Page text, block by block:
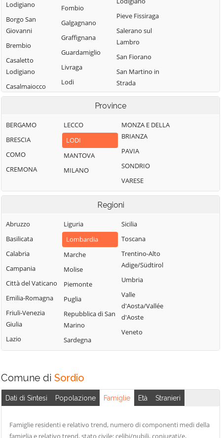
Lodigiano
Borgo San
Giovanni
Brembio
Casaletto
Lodigiano
Casalmaiocco
Bocca d'Adda
d'Adda
Vidardo
Cavenago d'Adda
Cervignano
d'Adda
Codogno
Comazzo
Cornegliano
Laudense
Fombio
Galgagnano
Graffignana
Guardamiglio
Livraga
Lodi
Lodi Vecchio
Maccastorna
Mairago
Maleo
Marudo
Massalengo
Lombardo
Mulazzano
Pieve Fissiraga
Salerano sul
Lambro
San Fiorano
San Martino in
Strada
San Rocco al
Porto
Sant'Angelo
Lodigiano
Santo Stefano
Senna Lodigiana
Somaglia
Sordio
Tavazzano con
Villavesco
Terranova dei
Lodigiano
Valera Fratta
Villanova del
Province
BERGAMO
BRESCIA
COMO
CREMONA
LECCO
LODI
MANTOVA
MILANO
MONZA E DELLA
BRIANZA
PAVIA
SONDRIO
VARESE
Regioni
Abruzzo
Basilicata
Calabria
Campania
Città del Vaticano
Emilia-Romagna
Friuli-Venezia
Giulia
Lazio
Liguria
Lombardia
Marche
Molise
Piemonte
Puglia
Repubblica di San
Marino
Sardegna
Sicilia
Toscana
Trentino-Alto
Adige/Südtirol
Umbria
Valle
d'Aosta/Vallée
d'Aoste
Veneto
Comune di Sordio
Dati di Sintesi Popolazione Famiglie Età Stranieri
Famiglie residenti e relativo trend, numero di componenti medi della
famiglia e relativo trend, stato civile: celibi/nubili, coniugati/e,